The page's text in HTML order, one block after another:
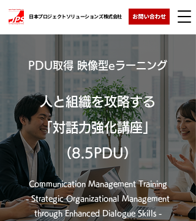
日本プロジェクトソリューションズ株式会社
PDU取得 映像型eラーニング
人と組織を攻略する
「対話力強化講座」
（8.5PDU）
Communication Management Training
- Strategic Organizational Management
through Enhanced Dialogue Skills -